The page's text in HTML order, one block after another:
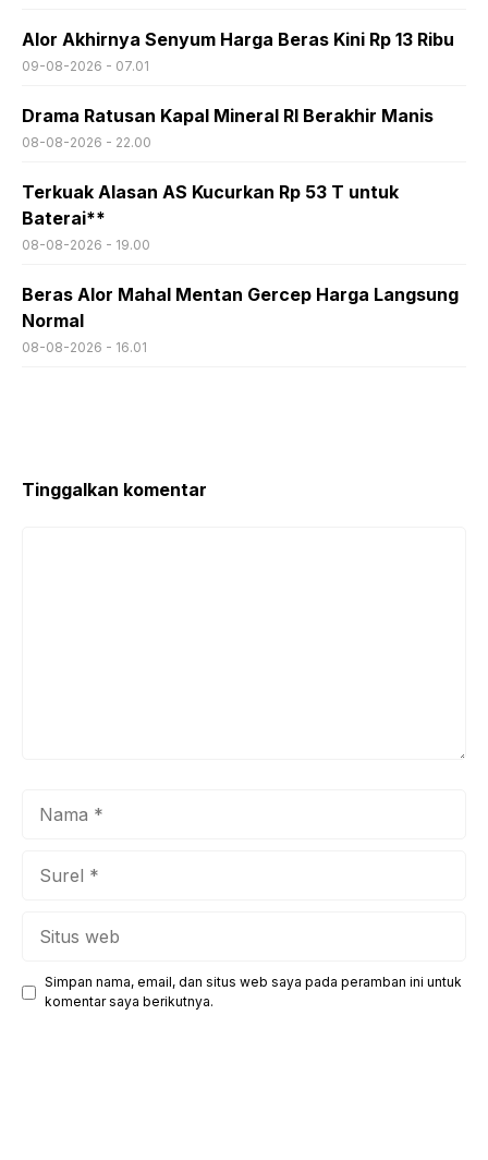
Alor Akhirnya Senyum Harga Beras Kini Rp 13 Ribu
09-08-2026 - 07.01
Drama Ratusan Kapal Mineral RI Berakhir Manis
08-08-2026 - 22.00
Terkuak Alasan AS Kucurkan Rp 53 T untuk
Baterai**
08-08-2026 - 19.00
Beras Alor Mahal Mentan Gercep Harga Langsung
Normal
08-08-2026 - 16.01
Tinggalkan komentar
Simpan nama, email, dan situs web saya pada peramban ini untuk
komentar saya berikutnya.